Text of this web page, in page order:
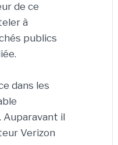
de ce
à
publics
dans les
il
Verizon